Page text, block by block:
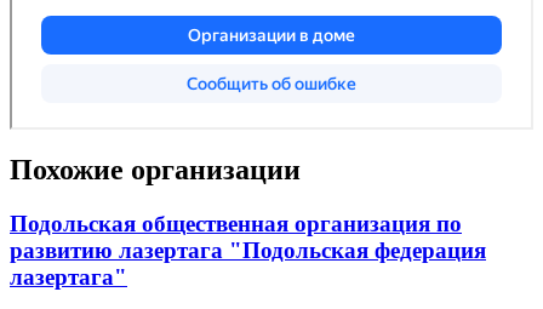
Похожие организации
Подольская общественная организация по
развитию лазертага "Подольская федерация
лазертага"